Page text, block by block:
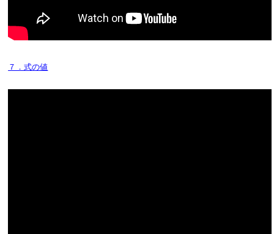
７．式の値